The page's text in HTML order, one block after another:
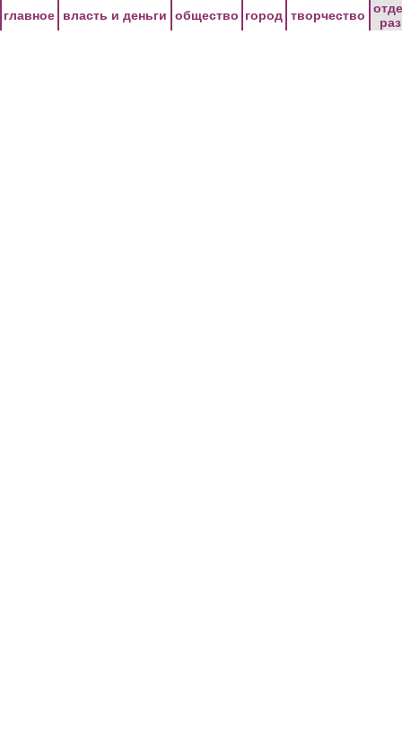
главное власть и деньги общество город творчество